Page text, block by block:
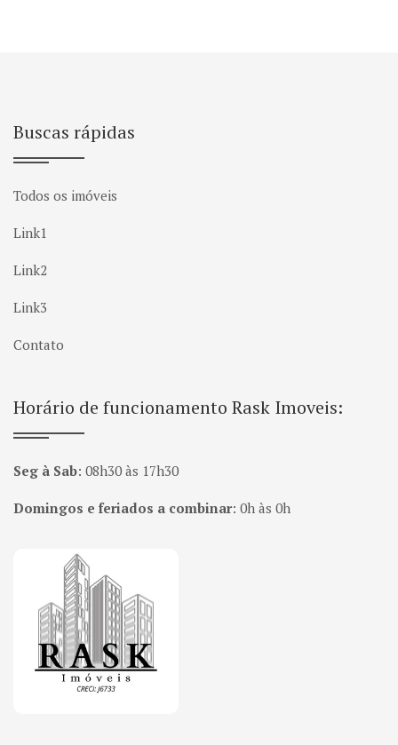
Buscas rápidas
Todos os imóveis
Link1
Link2
Link3
Contato
Horário de funcionamento Rask Imoveis:
Seg à Sab: 08h30 às 17h30
Domingos e feriados a combinar: 0h às 0h
Página inicial